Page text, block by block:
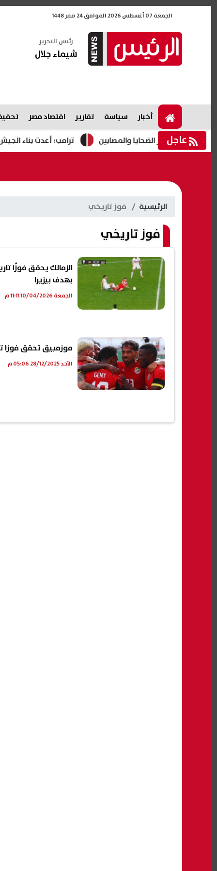
الجمعة 07 أغسطس 2026 الموافق 24 صفر 1448
رئيس التحرير
شيماء جلال
أخبار سياسة تقارير اقتصاد مصر
عاجل ترامب: أعدت بناء الجيش لأسر الضحايا والمصابين
الرئيسية فوز تاريخي
فوز تاريخي
الزمالك يحقق فوزًا
بهدف بيزيرا
الجمعة 10/04/2026 11:11 م
موزمبيق تحقق فوزا
الأحد 28/12/2025 05:06 م